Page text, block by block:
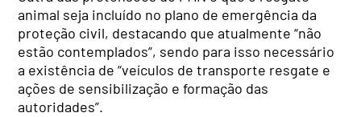
animal seja incluído no plano de emergência da
proteção civil, destacando que atualmente “não
estão contemplados”, sendo para isso necessário
a existência de “veículos de transporte resgate e
ações de sensibilização e formação das
autoridades”.